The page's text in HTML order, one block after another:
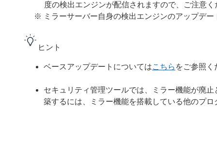
度の検出エンジンが配信されますので、ご注意く
※ ミラーサーバー自身の検出エンジンのアップデ
ヒント
ベースアップデートについてはこちら をご参照く
セキュリティ管理ツールでは、ミラー機能が廃
築するには、ミラー機能を搭載している他のプ